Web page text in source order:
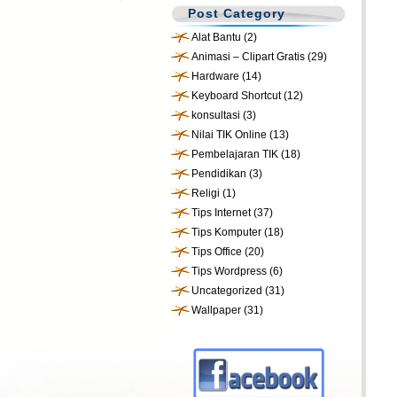
Post Category
Alat Bantu (2)
Animasi – Clipart Gratis (29)
Hardware (14)
Keyboard Shortcut(12)
konsultasi (3)
Nilai TIK Online (13)
Pembelajaran TIK (18)
Pendidikan (3)
Religi (1)
Tips Internet(37)
Tips Komputer (18)
Tips Office (20)
Tips Wordpress (6)
Uncategorized (31)
Wallpaper (31)